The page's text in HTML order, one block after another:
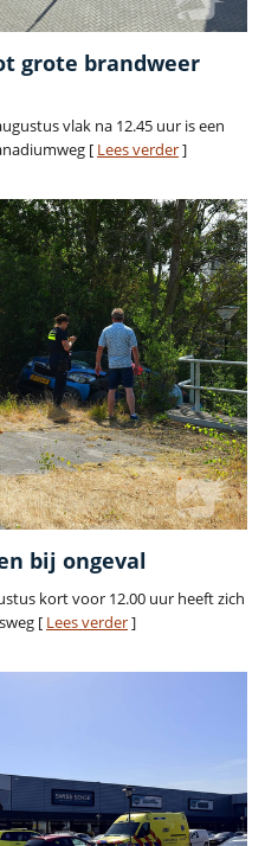
grote brandweer
vlak na 12.45 uur is een
[ Lees verder]
bij ongeval
kort voor 12.00 uur heeft zich
[ Lees verder]